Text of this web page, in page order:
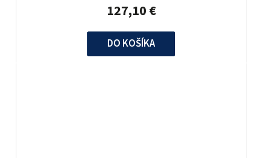
127,10 €
DO KOŠÍKA